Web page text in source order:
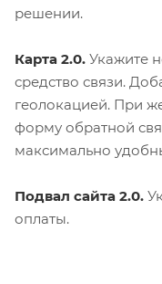
решении.
Карта 2.0. Укажите
средство связи.
геолокацией. При
форму обратной
максимально
Подвал сайта 2.0.
оплаты.